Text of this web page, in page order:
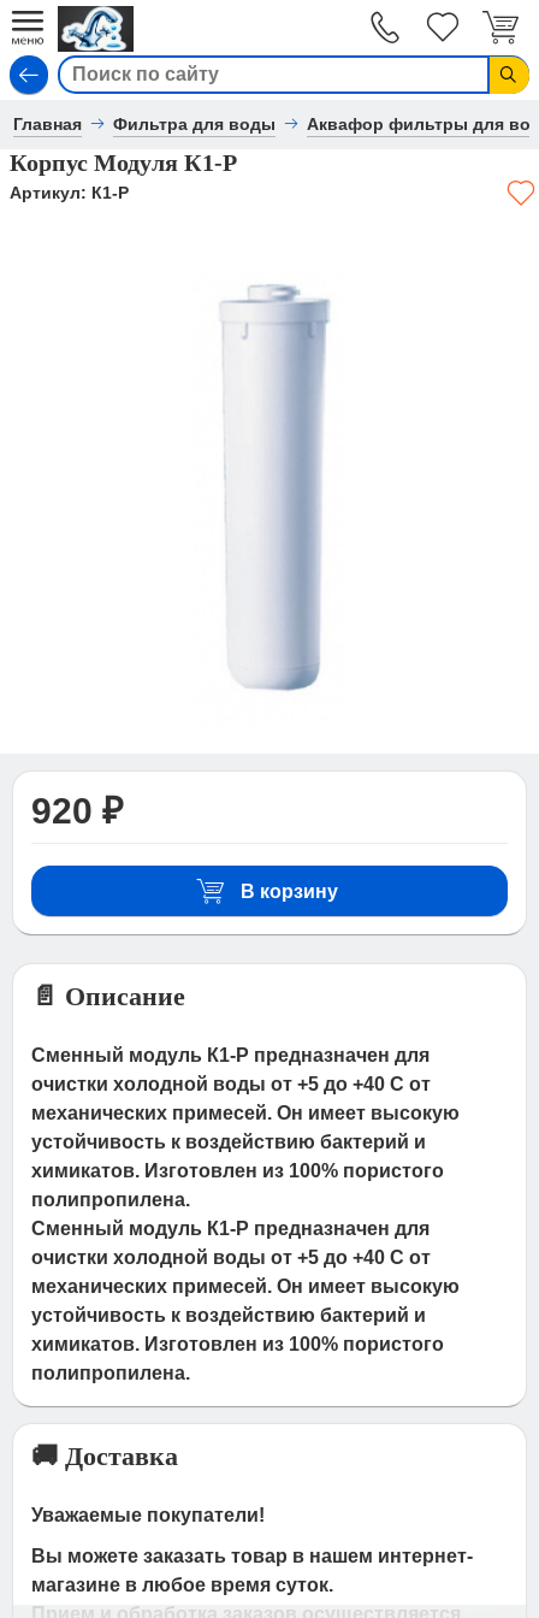
Главная Фильтра для воды Аквафор фильтры для
Корпус Модуля К1-Р
Артикул: К1-Р
920 ₽
В корзину
📄 Описание
Сменный модуль К1-P предназначен для
очистки холодной воды от +5 до +40 C от
механических примесей. Он имеет высокую
устойчивость к воздействию бактерий и
химикатов. Изготовлен из 100% пористого
полипропилена.
Сменный модуль К1-P предназначен для
очистки холодной воды от +5 до +40 C от
механических примесей. Он имеет высокую
устойчивость к воздействию бактерий и
химикатов. Изготовлен из 100% пористого
полипропилена.
🚚 Доставка
Уважаемые покупатели!
Вы можете заказать товар в нашем интернет-
магазине в любое время суток.